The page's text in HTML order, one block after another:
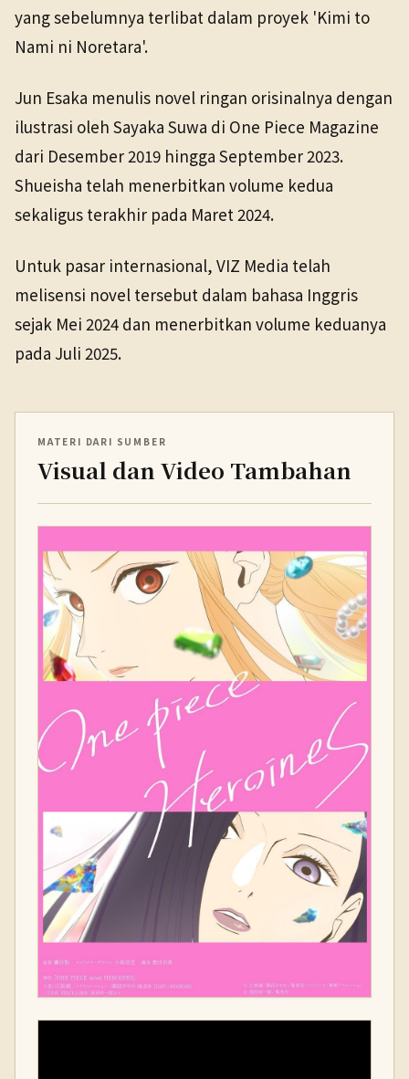
yang sebelumnya terlibat dalam proyek 'Kimi to
Nami ni Noretara'.
Jun Esaka menulis novel ringan orisinalnya dengan
ilustrasi oleh Sayaka Suwa di One Piece Magazine
dari Desember 2019 hingga September 2023.
Shueisha telah menerbitkan volume kedua
sekaligus terakhir pada Maret 2024.
Untuk pasar internasional, VIZ Media telah
melisensi novel tersebut dalam bahasa Inggris
sejak Mei 2024 dan menerbitkan volume keduanya
pada Juli 2025.
MATERI DARI SUMBER
Visual dan Video Tambahan